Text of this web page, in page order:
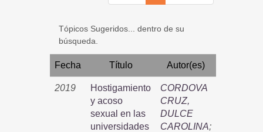
Tópicos Sugeridos... dentro de su
búsqueda.
Fecha Título Autor(es)
2019
Hostigamiento
y acoso
sexual en las
universidades
CORDOVA
CRUZ,
DULCE
CAROLINA;